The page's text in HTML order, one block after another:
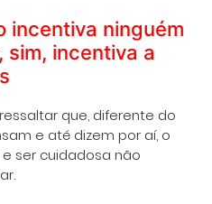
incentiva ninguém
sim, incentiva a
que, diferente do
e até dizem por aí, o
ser cuidadosa não